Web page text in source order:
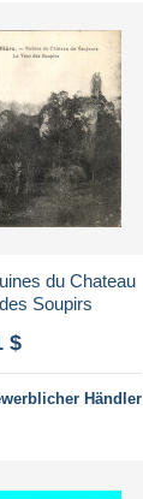
du Chateau
Soupirs
$
Händler